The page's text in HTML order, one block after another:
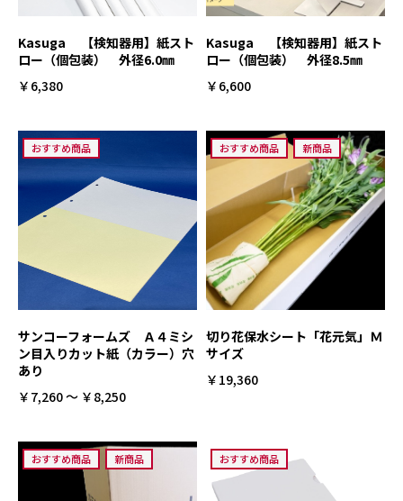
Kasuga 【検知器用】紙スト
ロー（個包装） 外径6.0㎜
￥6,380
Kasuga 【検知器用】紙スト
ロー（個包装） 外径8.5㎜
￥6,600
おすすめ商品
サンコーフォームズ Ａ４ミシ
ン目入りカット紙（カラー）穴
あり
￥7,260 ～ ￥8,250
おすすめ商品 新商品
切り花保水シート「花元気」Ｍ
サイズ
￥19,360
おすすめ商品 新商品 おすすめ商品